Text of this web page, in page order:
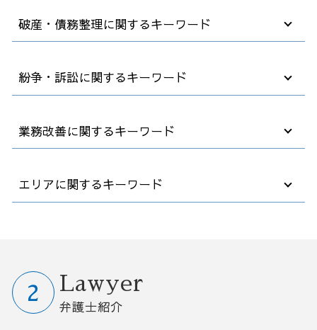
業務委託 契約書
退職 話し方
企業法務 コンプライアンス
退職 人事 相談
法務 コンプライアンス
パワハラ 対策
中小企業 法務
ハラスメント 規制法
企業法務 顧問弁護士
カスタマーハラスメント とは
事業承継 対策
合併 m&a
中小企業 跡継ぎ
デューデリジェンス m&a
事業承継 中小企業
m&a とは
買収 会社
m&a 法律
コンサル m&a
m&a メリット
後継者がいない会社
破産・債務整理に関するキーワード
自己破産 退職金
破産 個人事業主
自己破産 法律相談
債務整理 官報 期間
破産 債務
破産法 自己破産
企業 破産
破産後の生活
任意整理 支払い 遅れ
紛争・訴訟に関するキーワード
解雇 リスク
欠勤 解雇
パワハラ 退職
紛争 訴訟 対応
雇用 解雇
懲戒解雇 裁判
会社 嫌がらせ
業務改善に関するキーワード
早期経営改善計画 金融機関
業務環境 改善
営業事務 業務改善
業務改善 問題 課題
業務 削減
エリアに関するキーワード
訴訟 紛争 弁護士相談 群馬県
事業承継 弁護士相談 さいたま市
債務整理 弁護士相談 大宮区
Lawyer
弁護士紹介